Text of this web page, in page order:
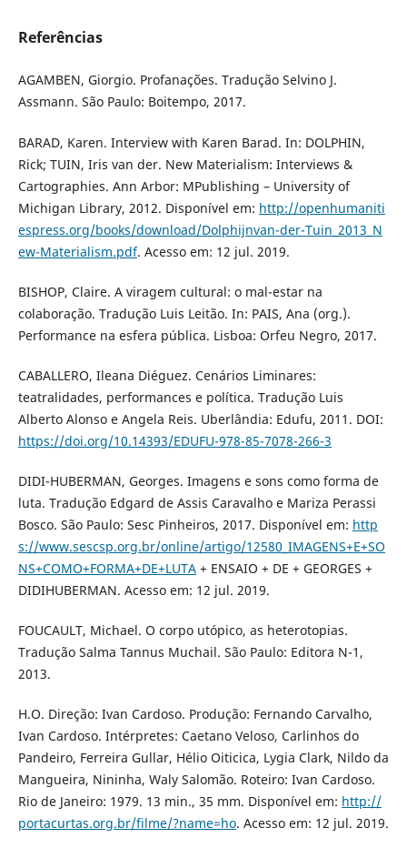
Referências
AGAMBEN, Giorgio. Profanações. Tradução Selvino J.
Assmann. São Paulo: Boitempo, 2017.
BARAD, Karen. Interview with Karen Barad. In: DOLPHIN,
Rick; TUIN, Iris van der. New Materialism: Interviews &
Cartographies. Ann Arbor: MPublishing – University of
Michigan Library, 2012. Disponível em: http://openhumaniti
espress.org/books/download/Dolphijnvan-der-Tuin_2013_N
ew-Materialism.pdf. Acesso em: 12 jul. 2019.
BISHOP, Claire. A viragem cultural: o mal-estar na
colaboração. Tradução Luis Leitão. In: PAIS, Ana (org.).
Performance na esfera pública. Lisboa: Orfeu Negro, 2017.
CABALLERO, Ileana Diéguez. Cenários Liminares:
teatralidades, performances e política. Tradução Luis
Alberto Alonso e Angela Reis. Uberlândia: Edufu, 2011. DOI:
https://doi.org/10.14393/EDUFU-978-85-7078-266-3
DIDI-HUBERMAN, Georges. Imagens e sons como forma de
luta. Tradução Edgard de Assis Caravalho e Mariza Perassi
Bosco. São Paulo: Sesc Pinheiros, 2017. Disponível em: http
s://www.sescsp.org.br/online/artigo/12580_IMAGENS+E+SO
NS+COMO+FORMA+DE+LUTA+ ENSAIO + DE + GEORGES +
DIDIHUBERMAN. Acesso em: 12 jul. 2019.
FOUCAULT, Michael. O corpo utópico, as heterotopias.
Tradução Salma Tannus Muchail. São Paulo: Editora N-1,
2013.
H.O. Direção: Ivan Cardoso. Produção: Fernando Carvalho,
Ivan Cardoso. Intérpretes: Caetano Veloso, Carlinhos do
Pandeiro, Ferreira Gullar, Hélio Oiticica, Lygia Clark, Nildo da
Mangueira, Nininha, Waly Salomão. Roteiro: Ivan Cardoso.
Rio de Janeiro: 1979. 13 min., 35 mm. Disponível em: http://
portacurtas.org.br/filme/?name=ho. Acesso em: 12 jul. 2019.